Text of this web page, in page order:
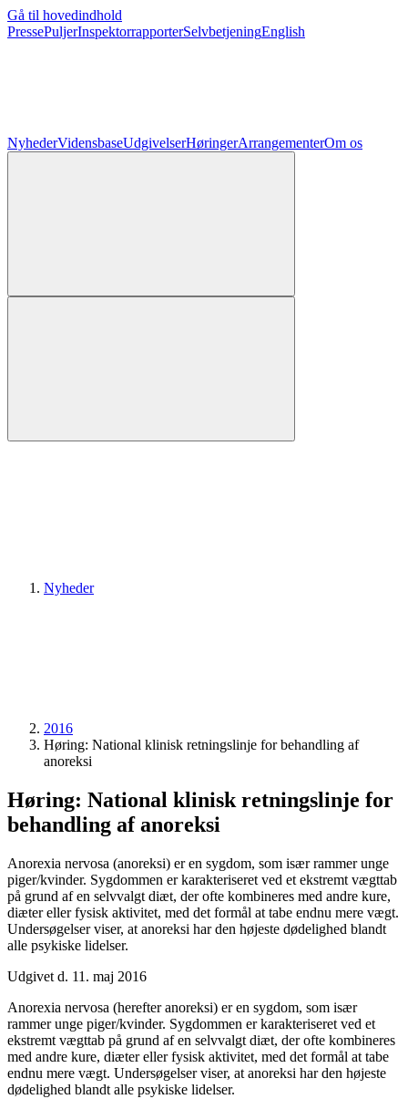
Gå til hovedindhold
PressePuljerInspektorrapporterSelvbetjeningEnglish
NyhederVidensbaseUdgivelserHøringerArrangementerOm os
Nyheder
2016
Høring: National klinisk retningslinje for behandling af
anoreksi
Høring: National klinisk retningslinje for
behandling af anoreksi
Anorexia nervosa (anoreksi) er en sygdom, som især rammer unge
piger/kvinder. Sygdommen er karakteriseret ved et ekstremt vægttab
på grund af en selvvalgt diæt, der ofte kombineres med andre kure,
diæter eller fysisk aktivitet, med det formål at tabe endnu mere vægt.
Undersøgelser viser, at anoreksi har den højeste dødelighed blandt
alle psykiske lidelser.
Udgivet d. 11. maj 2016
Anorexia nervosa (herefter anoreksi) er en sygdom, som især
rammer unge piger/kvinder. Sygdommen er karakteriseret ved et
ekstremt vægttab på grund af en selvvalgt diæt, der ofte kombineres
med andre kure, diæter eller fysisk aktivitet, med det formål at tabe
endnu mere vægt. Undersøgelser viser, at anoreksi har den højeste
dødelighed blandt alle psykiske lidelser.